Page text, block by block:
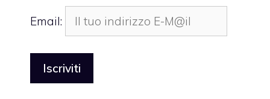
Email: